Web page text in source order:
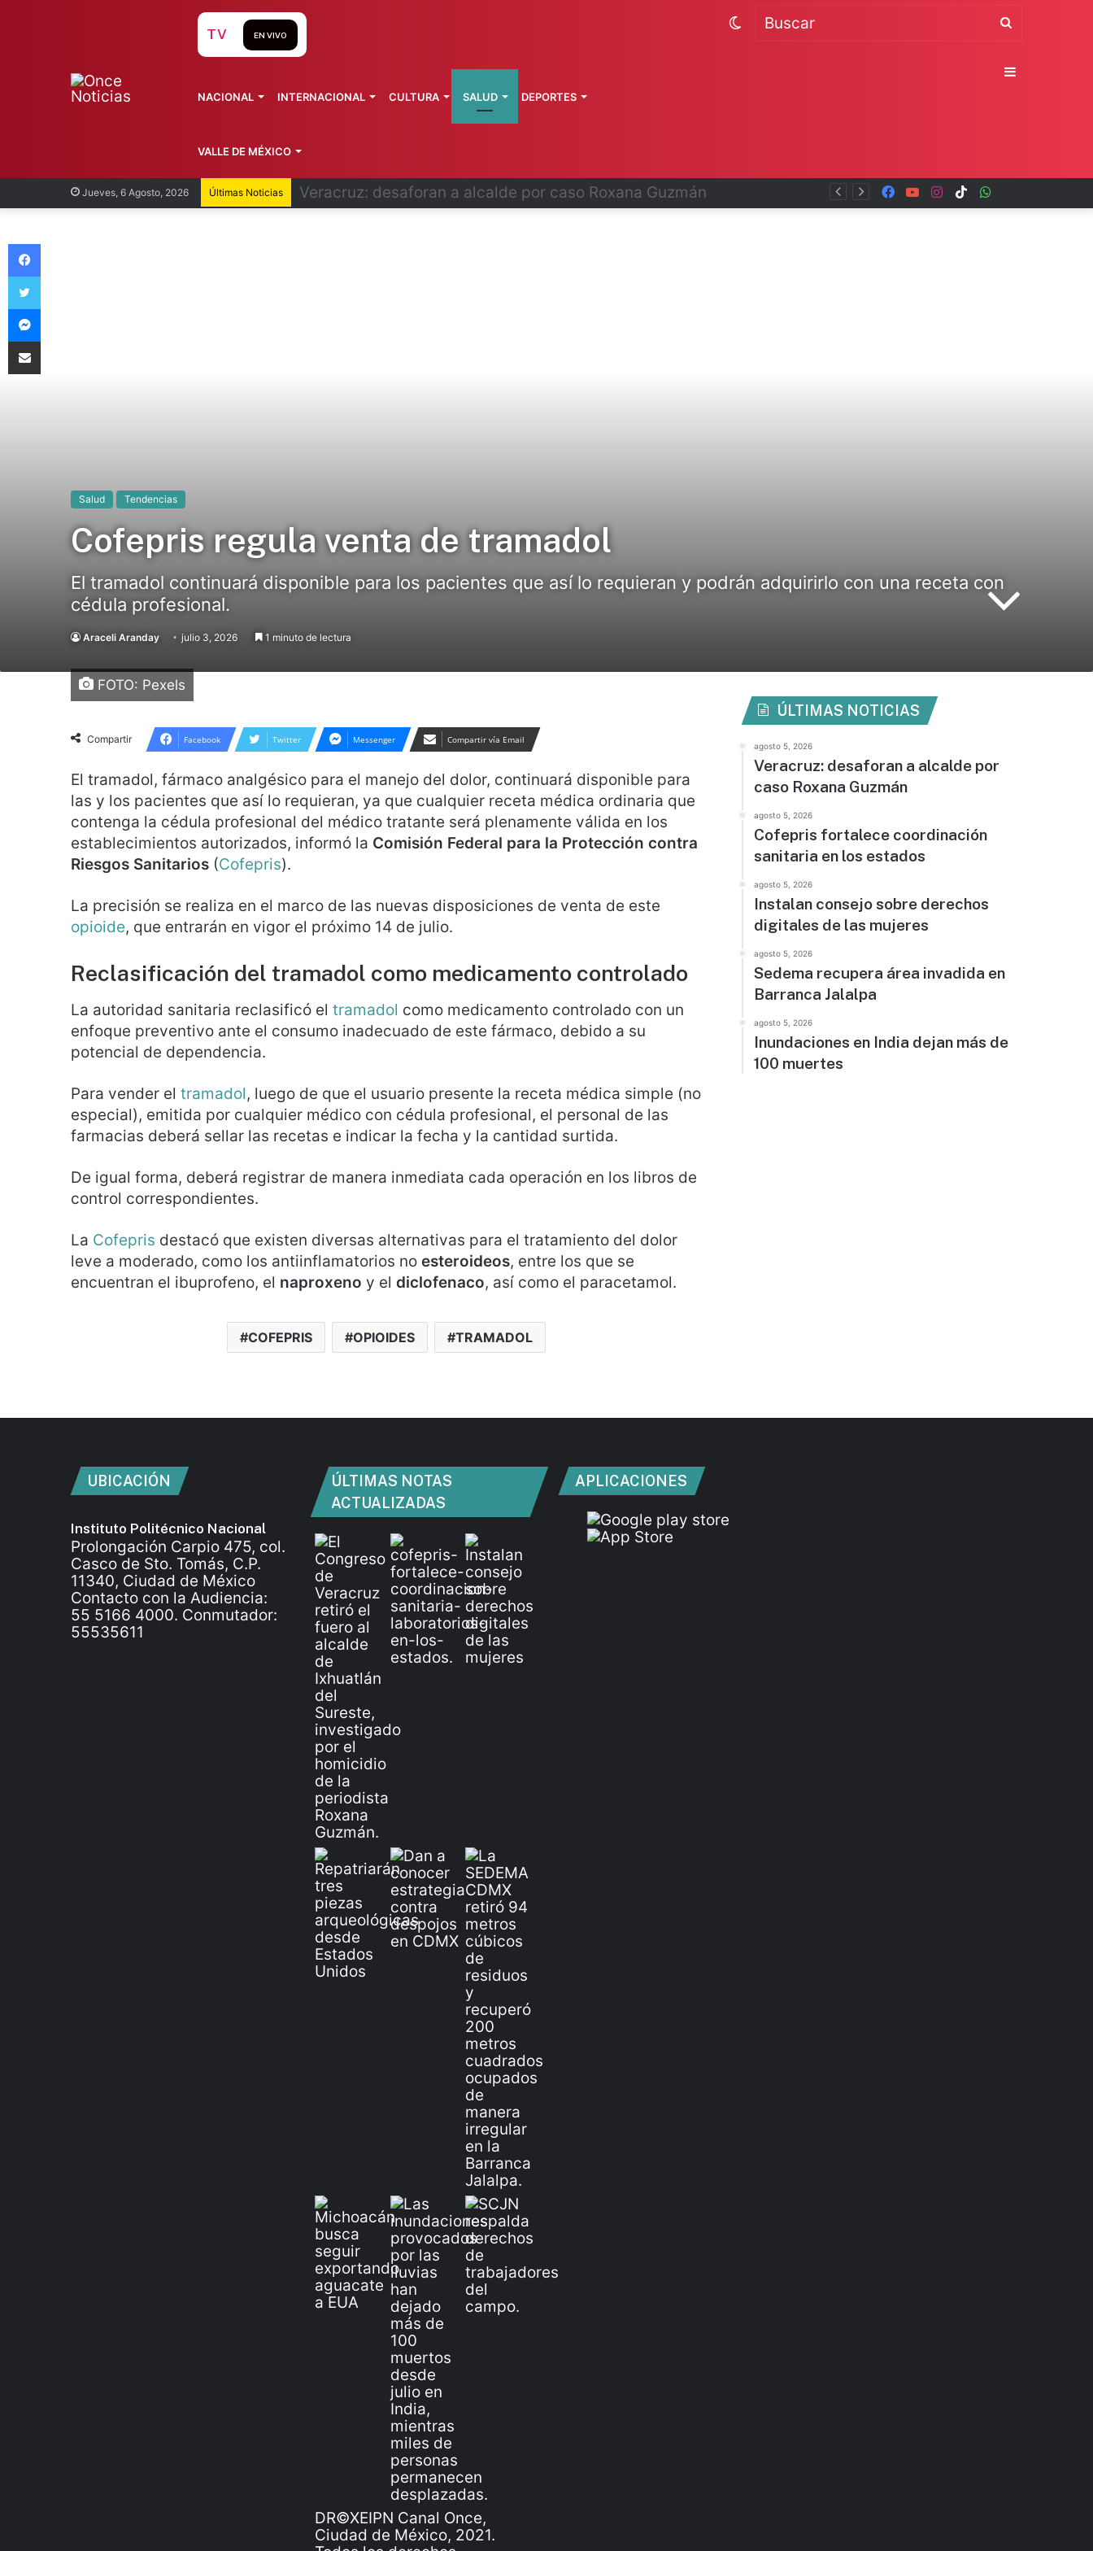
Jueves, 6 Agosto, 2026 Últimas Noticias Cofepris fortalece coordinación sanitaria en los estados TikTok
Instagram
YouTube
Facebook
TV EN VIVO
NACIONAL INTERNACIONAL CULTURA SALUD DEPORTES
VALLE DE MÉXICO
Buscar
Switch
Sidebar
Salud Tendencias
Cofepris regula venta de tramadol
El tramadol continuará disponible para los pacientes que así lo requieran y podrán adquirirlo con una receta con
cédula profesional.
Araceli Aranday julio 3, 2026 1 minuto de lectura
FOTO: Pexels
Compartir Facebook Twitter Messenger Compartir vía Email
El tramadol, fármaco analgésico para el manejo del dolor, continuará disponible para
las y los pacientes que así lo requieran, ya que cualquier receta médica ordinaria que
contenga la cédula profesional del médico tratante será plenamente válida en los
establecimientos autorizados, informó la Comisión Federal para la Protección contra
Riesgos Sanitarios (Cofepris).
La precisión se realiza en el marco de las nuevas disposiciones de venta de este
opioide, que entrarán en vigor el próximo 14 de julio.
Reclasificación del tramadol como medicamento controlado
La autoridad sanitaria reclasificó el tramadol como medicamento controlado con un
enfoque preventivo ante el consumo inadecuado de este fármaco, debido a su
potencial de dependencia.
Para vender el tramadol, luego de que el usuario presente la receta médica simple (no
especial), emitida por cualquier médico con cédula profesional, el personal de las
farmacias deberá sellar las recetas e indicar la fecha y la cantidad surtida.
De igual forma, deberá registrar de manera inmediata cada operación en los libros de
control correspondientes.
La Cofepris destacó que existen diversas alternativas para el tratamiento del dolor
leve a moderado, como los antiinflamatorios no esteroideos, entre los que se
encuentran el ibuprofeno, el naproxeno y el diclofenaco, así como el paracetamol.
COFEPRIS OPIOIDES TRAMADOL
ÚLTIMAS NOTICIAS
agosto 5, 2026
Veracruz: desaforan a alcalde por
caso Roxana Guzmán
agosto 5, 2026
Cofepris fortalece coordinación
sanitaria en los estados
agosto 5, 2026
Instalan consejo sobre derechos
digitales de las mujeres
agosto 5, 2026
Sedema recupera área invadida en
Barranca Jalalpa
agosto 5, 2026
Inundaciones en India dejan más de
100 muertes
UBICACIÓN
Instituto Politécnico Nacional
Prolongación Carpio 475, col.
Casco de Sto. Tomás, C.P.
11340, Ciudad de México
Contacto con la Audiencia:
55 5166 4000. Conmutador:
55535611
ÚLTIMAS NOTAS
ACTUALIZADAS
DR©XEIPN Canal Once,
Ciudad de México, 2021.
APLICACIONES
Facebook
Twitter
Messenger
Compartir vía Email